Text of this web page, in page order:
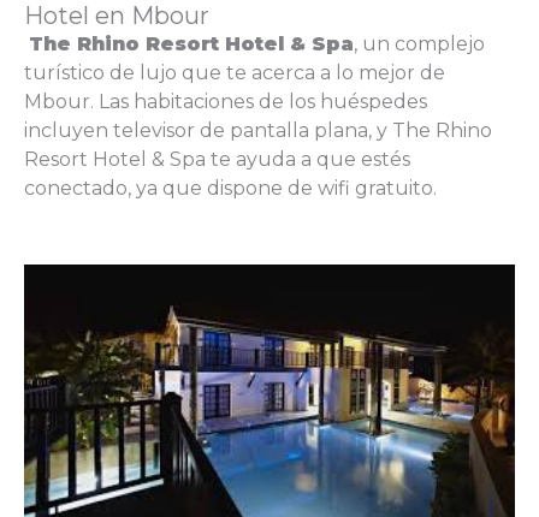
Hotel en Mbour
The Rhino Resort Hotel & Spa, un complejo
turístico de lujo que te acerca a lo mejor de
Mbour. Las habitaciones de los huéspedes
incluyen televisor de pantalla plana, y The Rhino
Resort Hotel & Spa te ayuda a que estés
conectado, ya que dispone de wifi gratuito.